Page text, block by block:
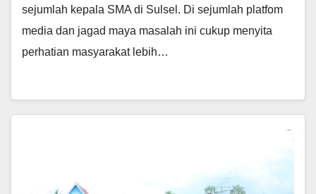
sejumlah kepala SMA di Sulsel. Di sejumlah platfom
media dan jagad maya masalah ini cukup menyita
perhatian masyarakat lebih…